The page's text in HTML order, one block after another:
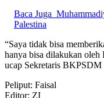
Baca Juga
Palestina
“Saya tidak bisa
hanya bisa dilakukan
ucap Sekretaris BKPSDM
Peliput: Faisal
Editor: ZI